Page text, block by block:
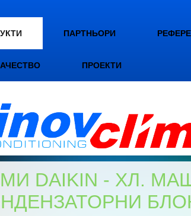
ПАРТНЬОРИ
ПРОЕКТИ
DAIKIN - ХЛ.